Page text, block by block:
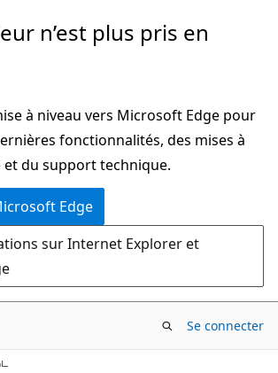
n’est plus pris en
à niveau vers Microsoft Edge pour
fonctionnalités, des mises à
du support technique.
Edge
sur Internet Explorer et
Se connecter